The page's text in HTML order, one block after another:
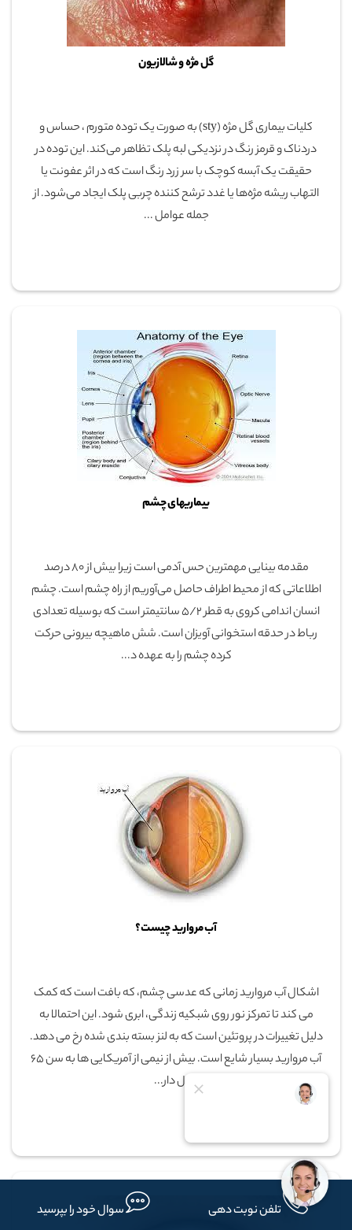
گل مژه و شالازیون
کلیات بیماری گل مژه (sty) به صورت یک توده متورم ، حساس و
دردناک و قرمز رنگ در نزدیکی لبه پلک تظاهر می‌کند. این توده در
حقیقت یک آبسه کوچک با سر زرد رنگ است که در اثر عفونت یا
التهاب ریشه مژه‌ها یا غدد ترشح کننده چربی پلک ایجاد می‌شود. از
جمله عوامل ...
بیماریهای چشم
مقدمه بینایی مهمترین حس آدمی است زیرا بیش از 80 درصد
اطلاعاتی که از محیط اطراف حاصل می‌آوریم از راه چشم است. چشم
انسان اندامی کروی به قطر 5/2 سانتیمتر است که بوسیله تعدادی
رباط در حدقه استخوانی آویزان است. شش ماهیچه بیرونی حرکت
کرده چشم را به عهده د...
آب مروارید چیست؟
اشکال آب مروارید زمانی که عدسی چشم، که بافت است که کمک
می کند تا تمرکز نور روی شبکیه زندگی، ابری شود. این احتمالا به
دلیل تغییرات در پروتئین است که به لنز بسته بندی شده رخ می دهد.
آب مروارید بسیار شایع است. بیش از نیمی از آمریکایی ها به سن 65
سال دار...
تلفن نوبت دهی سوال خود را بپرسید